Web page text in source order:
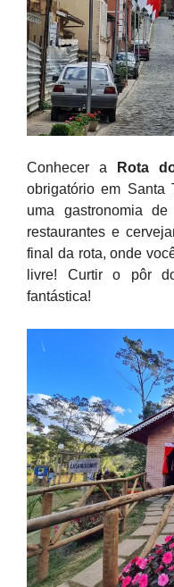
Conhecer a Rota
obrigatório em Santa
uma gastronomia
restaurantes e
final da rota, onde
livre! Curtir o pôr
fantástica!